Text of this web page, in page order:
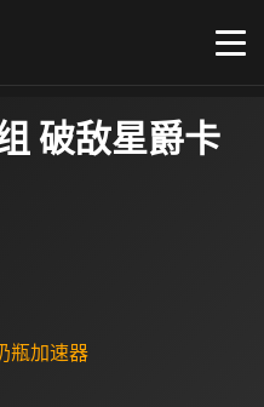
破敌星爵卡
瓶加速器